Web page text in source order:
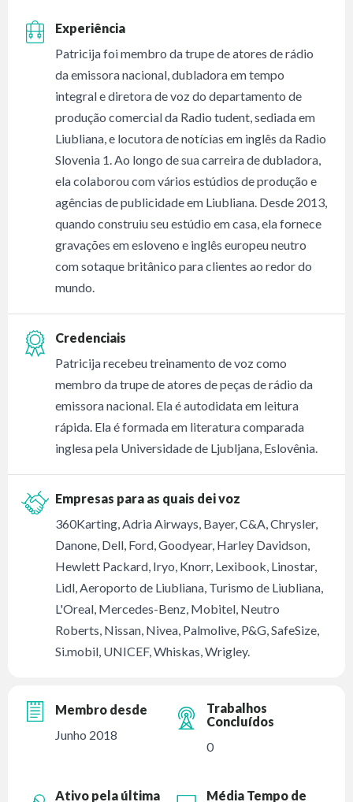
Experiência
Patricija foi membro da trupe de atores de rádio
da emissora nacional, dubladora em tempo
integral e diretora de voz do departamento de
produção comercial da Radio tudent, sediada em
Liubliana, e locutora de notícias em inglês da Radio
Slovenia 1. Ao longo de sua carreira de dubladora,
ela colaborou com vários estúdios de produção e
agências de publicidade em Liubliana. Desde 2013,
quando construiu seu estúdio em casa, ela fornece
gravações em esloveno e inglês europeu neutro
com sotaque britânico para clientes ao redor do
mundo.
Credenciais
Patricija recebeu treinamento de voz como
membro da trupe de atores de peças de rádio da
emissora nacional. Ela é autodidata em leitura
rápida. Ela é formada em literatura comparada
inglesa pela Universidade de Ljubljana, Eslovênia.
Empresas para as quais dei voz
360Karting, Adria Airways, Bayer, C&A, Chrysler,
Danone, Dell, Ford, Goodyear, Harley Davidson,
Hewlett Packard, Iryo, Knorr, Lexibook, Linostar,
Lidl, Aeroporto de Liubliana, Turismo de Liubliana,
L'Oreal, Mercedes-Benz, Mobitel, Neutro
Roberts, Nissan, Nivea, Palmolive, P&G, SafeSize,
Si.mobil, UNICEF, Whiskas, Wrigley.
Membro desde
Junho 2018
Trabalhos
Concluídos
0
Ativo pela última
Média Tempo de